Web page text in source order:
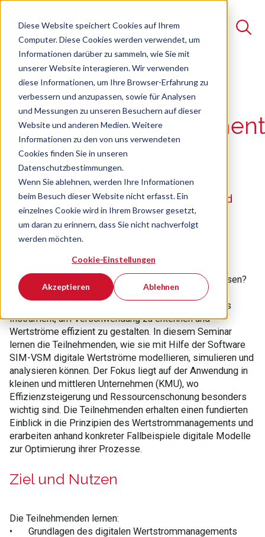
Diese Website speichert Cookies auf Ihrem
Computer. Diese Cookies werden verwendet, um
Informationen darüber zu sammeln, wie Sie mit
unserer Website interagieren. Wir verwenden
diese Informationen, um Ihre Browser-Erfahrung zu
verbessern und anzupassen, sowie für Analysen
und Messungen zu unseren Besuchern auf dieser
Website und anderen Medien. Weitere
Informationen zu den von uns verwendeten
Cookies finden Sie in unseren
Datenschutzbestimmungen.
Wenn Sie ablehnen, werden Ihre Informationen
beim Besuch dieser Website nicht erfasst. Ein
einzelnes Cookie wird in Ihrem Browser gesetzt,
um daran zu erinnern, dass Sie nicht nachverfolgt
werden möchten.
Cookie-Einstellungen
Akzeptieren Ablehnen
Suche
Es gibt keine Vorschläge, da das Suchfeld leer ist.
Digitales
Wertstrommanagement
Seminar Freie Plätze verfügbar
Wertströme sichtbar machen, analysieren und
optimieren mit SIM-VSM
Wie viel Verschwendung steckt noch in ihren Prozessen?
Wertstrom-Management hat sich als ein einfach
anzuwendendes und gleichzeitig sehr wirkungsvolles
Instrument, um Verschwendung zu erkennen und
Wertströme effizient zu gestalten. In diesem Seminar
lernen die Teilnehmenden, wie sie mit Hilfe der Software
SIM-VSM digitale Wertströme modellieren, simulieren und
analysieren können. Der Fokus liegt auf der Anwendung in
kleinen und mittleren Unternehmen (KMU), wo
Effizienzsteigerung und Ressourcenschonung besonders
wichtig sind. Die Teilnehmenden erhalten einen fundierten
Einblick in die Prinzipien des Wertstrommanagements und
erarbeiten anhand konkreter Fallbeispiele digitale Modelle
zur Optimierung ihrer Prozesse.
Ziel und Nutzen
Die Teilnehmenden lernen:
•
Grundlagen des digitalen Wertstrommanagements